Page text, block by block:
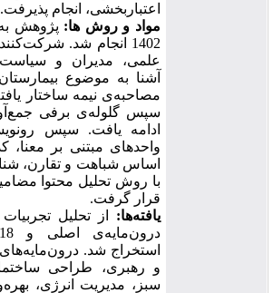
اعتباربخشی، انجام پذیرفت.
مواد و روش ها: پژوهش به
1402 انجام شد. شرکت
علمی، مدیران و
آشنا به موضوع بیمارستان
مصاحبه‌ی نیمه ساختار
سپس گلوله‌ی برفی
ادامه
یافت. سپس
واحدهای مبتنی بر معنا،
اساس شباهت و تقارن،
با روش تحلیل محتوا
قرار گرفت.
یافتهها:
استخراج شد. درون‌مایهها‌ی
و رهبری، طراحی
سبز، مدیریت انرژی،